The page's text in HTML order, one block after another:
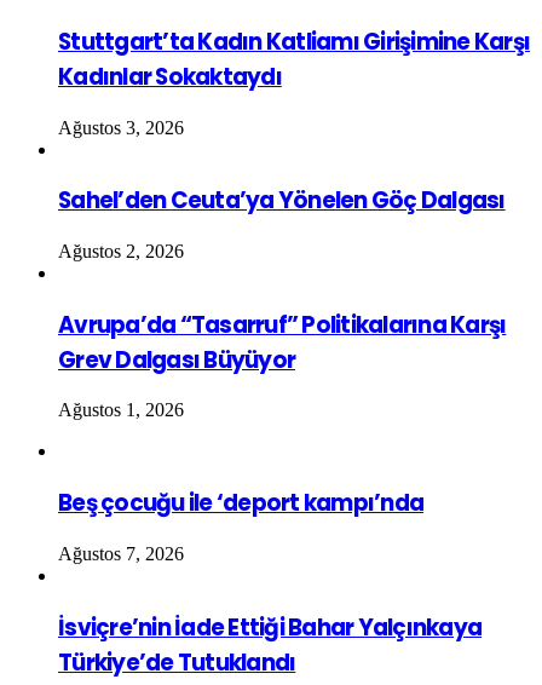
Stuttgart’ta Kadın Katliamı Girişimine Karşı
Kadınlar Sokaktaydı
Ağustos 3, 2026
Sahel’den Ceuta’ya Yönelen Göç Dalgası
Ağustos 2, 2026
Avrupa’da “Tasarruf” Politikalarına Karşı
Grev Dalgası Büyüyor
Ağustos 1, 2026
Beş çocuğu ile ‘deport kampı’nda
Ağustos 7, 2026
İsviçre’nin İade Ettiği Bahar Yalçınkaya
Türkiye’de Tutuklandı